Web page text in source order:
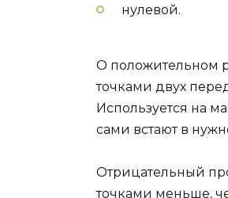
нулевой.
О положительном
точками двух
Используется на
сами встают в
Отрицательный
точками меньше,